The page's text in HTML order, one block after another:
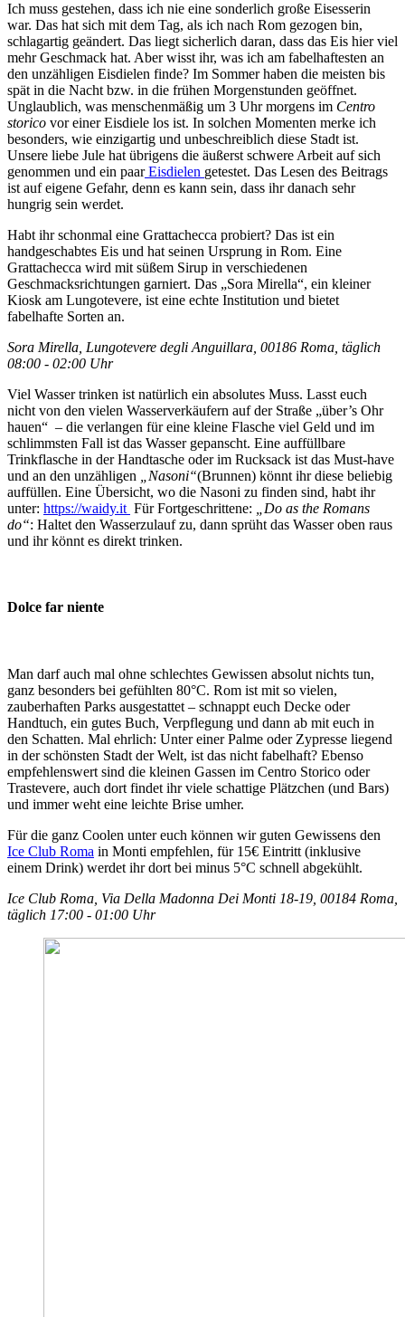
Ich muss gestehen, dass ich nie eine sonderlich große Eisesserin
war. Das hat sich mit dem Tag, als ich nach Rom gezogen bin,
schlagartig geändert. Das liegt sicherlich daran, dass das Eis hier viel
mehr Geschmack hat. Aber wisst ihr, was ich am fabelhaftesten an
den unzähligen Eisdielen finde? Im Sommer haben die meisten bis
spät in die Nacht bzw. in die frühen Morgenstunden geöffnet.
Unglaublich, was menschenmäßig um 3 Uhr morgens im Centro
storico vor einer Eisdiele los ist. In solchen Momenten merke ich
besonders, wie einzigartig und unbeschreiblich diese Stadt ist.
Unsere liebe Jule hat übrigens die äußerst schwere Arbeit auf sich
genommen und ein paarEisdielen getestet. Das Lesen des Beitrags
ist auf eigene Gefahr, denn es kann sein, dass ihr danach sehr
hungrig sein werdet.
Habt ihr schonmal eine Grattachecca probiert? Das ist ein
handgeschabtes Eis und hat seinen Ursprung in Rom. Eine
Grattachecca wird mit süßem Sirup in verschiedenen
Geschmacksrichtungen garniert. Das „Sora Mirella“, ein kleiner
Kiosk am Lungotevere, ist eine echte Institution und bietet
fabelhafte Sorten an.
Sora Mirella, Lungotevere degli Anguillara, 00186 Roma, täglich
08:00 - 02:00 Uhr
Viel Wasser trinken ist natürlich ein absolutes Muss. Lasst euch
nicht von den vielen Wasserverkäufern auf der Straße „über’s Ohr
hauen“ ­­ – die verlangen für eine kleine Flasche viel Geld und im
schlimmsten Fall ist das Wasser gepanscht. Eine auffüllbare
Trinkflasche in der Handtasche oder im Rucksack ist das Must-have
und an den unzähligen
„Nasoni“(Brunnen) könnt ihr diese beliebig
auffüllen. Eine Übersicht, wo die Nasoni zu finden sind, habt ihr
unter: https://waidy.it Für Fortgeschrittene:
„Do as the Romans
do“: Haltet den Wasserzulauf zu, dann sprüht das Wasser oben raus
und ihr könnt es direkt trinken.
Dolce far niente
Man darf auch mal ohne schlechtes Gewissen absolut nichts tun,
ganz besonders bei gefühlten 80°C. Rom ist mit so vielen,
zauberhaften Parks ausgestattet – schnappt euch Decke oder
Handtuch, ein gutes Buch, Verpflegung und dann ab mit euch in
den Schatten. Mal ehrlich: Unter einer Palme oder Zypresse liegend
in der schönsten Stadt der Welt, ist das nicht fabelhaft? Ebenso
empfehlenswert sind die kleinen Gassen im Centro Storico oder
Trastevere, auch dort findet ihr viele schattige Plätzchen (und Bars)
und immer weht eine leichte Brise umher.
Für die ganz Coolen unter euch können wir guten Gewissens den
Ice Club Roma in Monti empfehlen, für 15€ Eintritt (inklusive
einem Drink) werdet ihr dort bei minus 5°C schnell abgekühlt.
Ice Club Roma, Via Della Madonna Dei Monti 18-19, 00184 Roma,
täglich 17:00 - 01:00 Uhr